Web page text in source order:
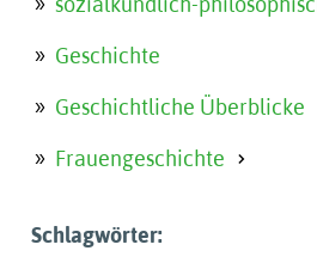
Geschichte
Geschichtliche Überblicke
Frauengeschichte
Schlagwörter: